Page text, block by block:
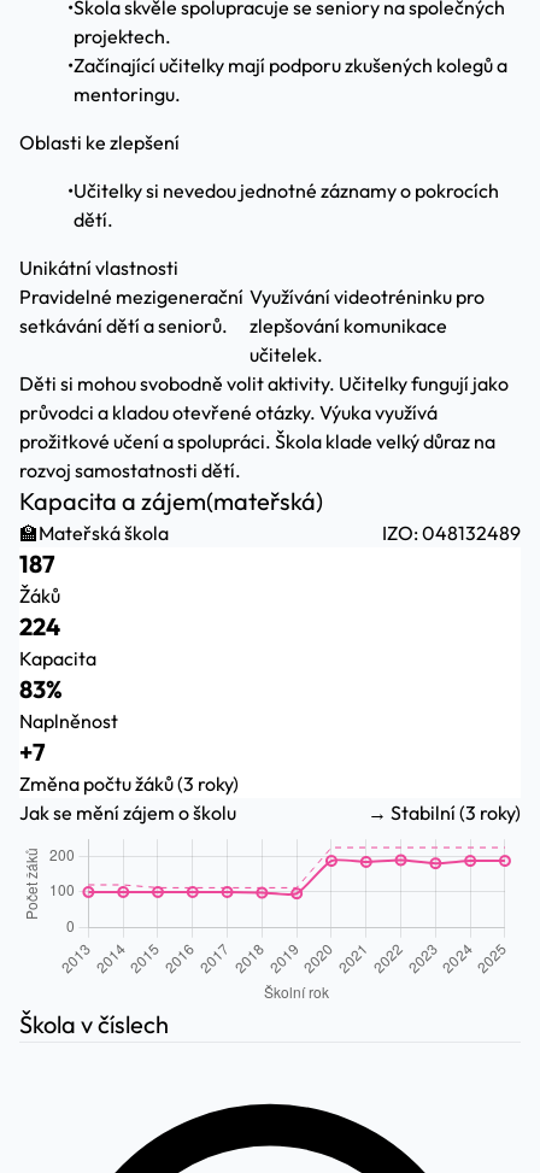
•Škola skvěle spolupracuje se seniory na společných
projektech.
•Začínající učitelky mají podporu zkušených kolegů a
mentoringu.
Oblasti ke zlepšení
•Učitelky si nevedou jednotné záznamy o pokrocích
dětí.
Unikátní vlastnosti
Pravidelné mezigenerační
setkávání dětí a seniorů.
Využívání videotréninku pro
zlepšování komunikace
učitelek.
Děti si mohou svobodně volit aktivity. Učitelky fungují jako
průvodci a kladou otevřené otázky. Výuka využívá
prožitkové učení a spolupráci. Škola klade velký důraz na
rozvoj samostatnosti dětí.
Kapacita a zájem(mateřská)
🏫Mateřská škola IZO: 048132489
187
Žáků
224
Kapacita
83%
Naplněnost
+7
Změna počtu žáků (3 roky)
Jak se mění zájem o školu
→ Stabilní (3 roky)
Škola v číslech